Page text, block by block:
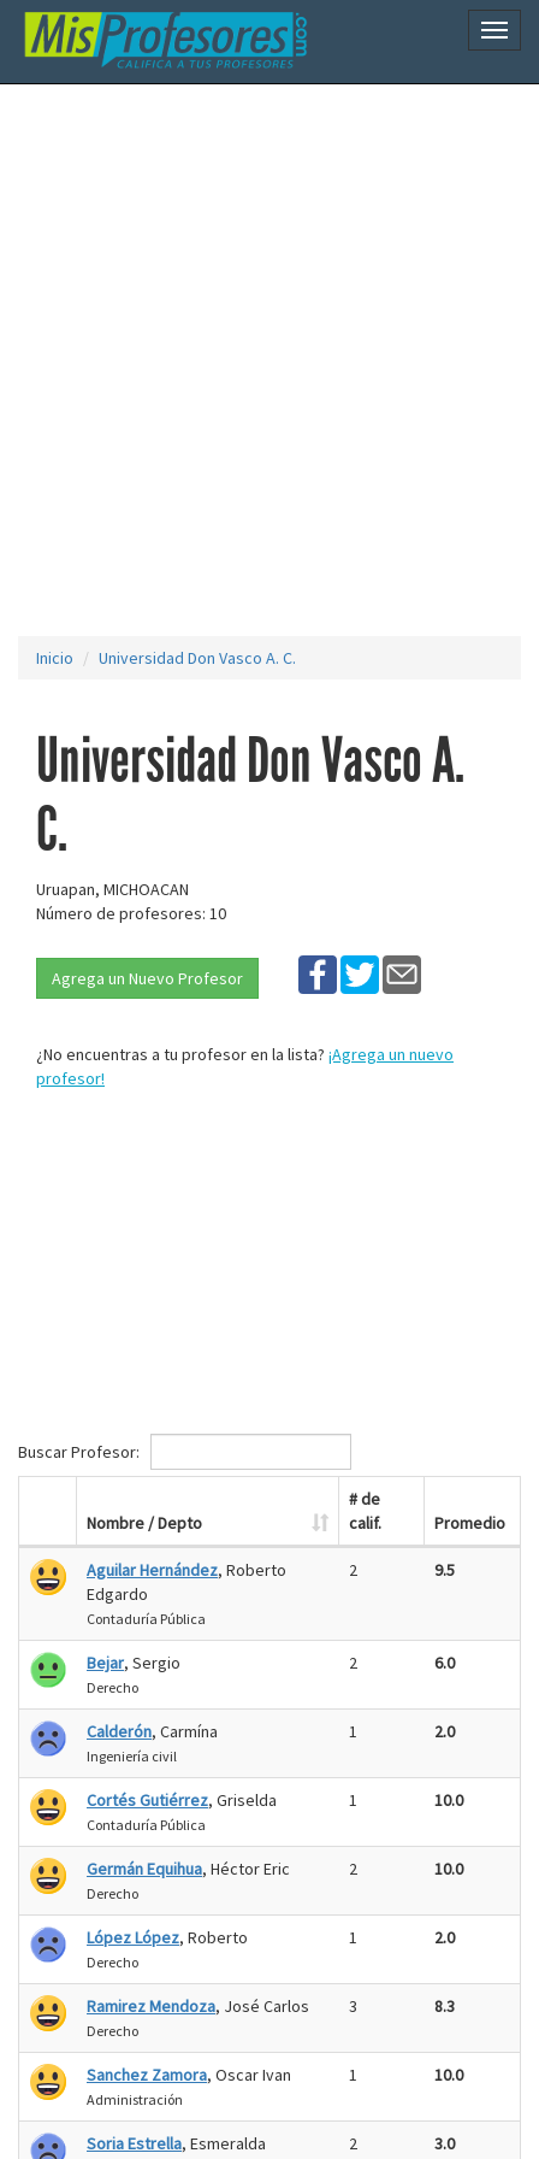
Inicio Universidad Don Vasco A. C.
Universidad Don Vasco A.
C.
Uruapan, MICHOACAN
Número de profesores: 10
Agrega un Nuevo Profesor
¿No encuentras a tu profesor en la lista? ¡Agrega un nuevo
profesor!
Buscar Profesor:
Nombre / Depto
# de
calif.
Promedio
Aguilar Hernández, Roberto
Edgardo
Contaduría Pública
2 9.5
Bejar, Sergio
Derecho
2 6.0
Calderón, Carmína
Ingeniería civil
1 2.0
Cortés Gutiérrez, Griselda
Contaduría Pública
1 10.0
Germán Equihua, Héctor Eric
Derecho
2 10.0
López López, Roberto
Derecho
1 2.0
Ramirez Mendoza, José Carlos
Derecho
3 8.3
Sanchez Zamora, Oscar Ivan
Administración
1 10.0
Soria Estrella, Esmeralda 2 3.0